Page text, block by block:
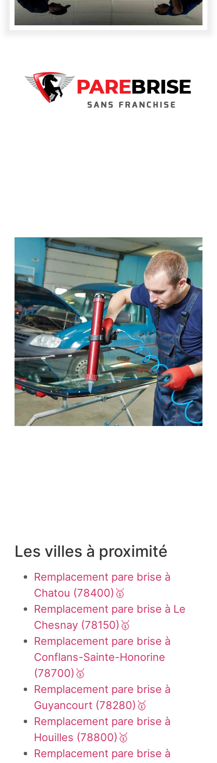
Les villes à proximité
Remplacement pare brise à
Chatou (78400)🥇
Remplacement pare brise à Le
Chesnay (78150)🥇
Remplacement pare brise à
Conflans-Sainte-Honorine
(78700)🥇
Remplacement pare brise à
Guyancourt (78280)🥇
Remplacement pare brise à
Houilles (78800)🥇
Remplacement pare brise à